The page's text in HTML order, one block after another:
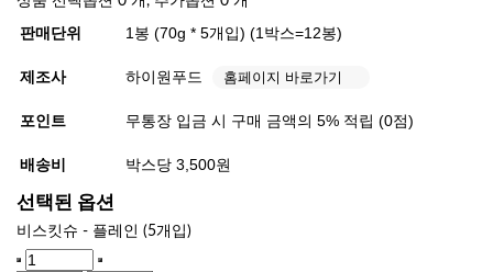
판매단위 1봉 (70g * 5개입) (1박스=12봉)
제조사 하이원푸드 홈페이지 바로가기
포인트 무통장 입금 시 구매 금액의 5% 적립 (0점)
배송비 박스당 3,500원
선택된 옵션
비스킷슈 - 플레인 (5개입)